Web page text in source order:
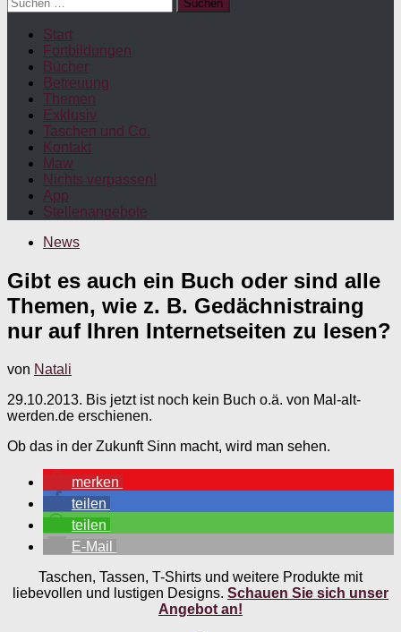
nach:
Start
Fortbildungen
Bücher
Betreuung
Themen
Exklusiv
Taschen und Co.
Kontakt
Maw
Nichts verpassen!
App
Stellenangebote
News
Gibt es auch ein Buch oder sind alle
Themen, wie z. B. Gedächnistraing
nur auf Ihren Internetseiten zu lesen?
von Natali
29.10.2013. Bis jetzt ist noch kein Buch o.ä. von Mal-alt-
werden.de erschienen.
Ob das in der Zukunft Sinn macht, wird man sehen.
merken
teilen
teilen
E-Mail
Taschen, Tassen, T-Shirts und weitere Produkte mit
liebevollen und lustigen Designs. Schauen Sie sich unser
Angebot an!